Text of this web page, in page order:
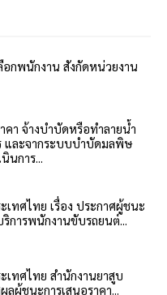
อกพนักงาน สังกัดหน่วยงาน
คา จ้างบำบัดหรือทำลายน้ำ
ร และจากระบบบำบัดมลพิษ
นการ...
เทศไทย เรื่อง ประกาศผู้ชนะ
ริการพนักงานขับรถยนต์...
เทศไทย สำนักงานยาสูบ
ผู้ชนะการเสนอราคา...